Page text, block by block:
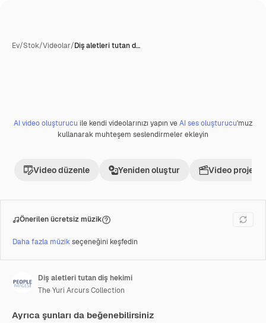
Ev/Stok/Videolar/Diş aletleri tutan d…
Premium
AI video oluşturucu ile kendi videolarınızı yapın veAI ses oluşturucu'muz
kullanarak muhteşem seslendirmeler ekleyin
Video düzenle Yeniden oluştur Video projesi
Önerilen ücretsiz müzik
Daha fazla müzikseçeneğini keşfedin
Diş aletleri tutan diş hekimi
The Yuri Arcurs Collection
Ayrıca şunları da beğenebilirsiniz